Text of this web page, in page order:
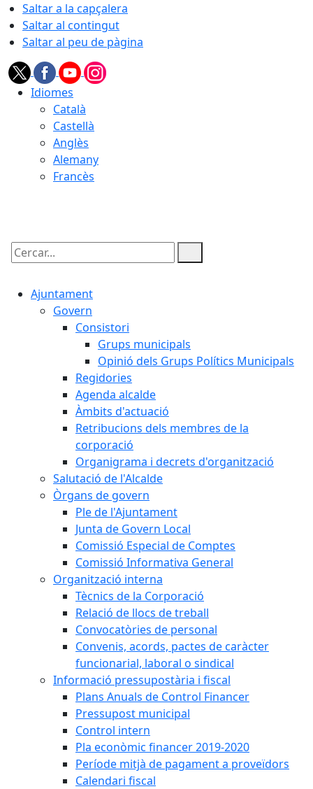
Saltar a la capçalera
Saltar al contingut
Saltar al peu de pàgina
Idiomes
Català
Castellà
Anglès
Alemany
Francès
Cercar:
Ajuntament
Govern
Consistori
Grups municipals
Opinió dels Grups Polítics Municipals
Regidories
Agenda alcalde
Àmbits d'actuació
Retribucions dels membres de la
corporació
Organigrama i decrets d'organització
Salutació de l'Alcalde
Òrgans de govern
Ple de l'Ajuntament
Junta de Govern Local
Comissió Especial de Comptes
Comissió Informativa General
Organització interna
Tècnics de la Corporació
Relació de llocs de treball
Convocatòries de personal
Convenis, acords, pactes de caràcter
funcionarial, laboral o sindical
Informació pressupostària i fiscal
Plans Anuals de Control Financer
Pressupost municipal
Control intern
Pla econòmic financer 2019-2020
Període mitjà de pagament a proveïdors
Calendari fiscal